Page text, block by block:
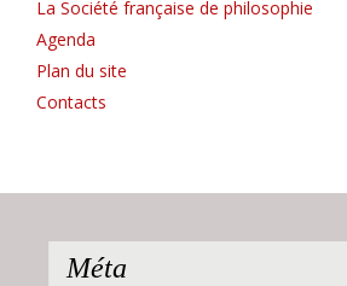
La Société française de philosophie
Agenda
Plan du site
Contacts
Méta